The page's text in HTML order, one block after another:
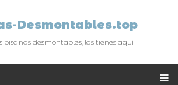
Desmontables.top
piscinas desmontables, las tienes aquí